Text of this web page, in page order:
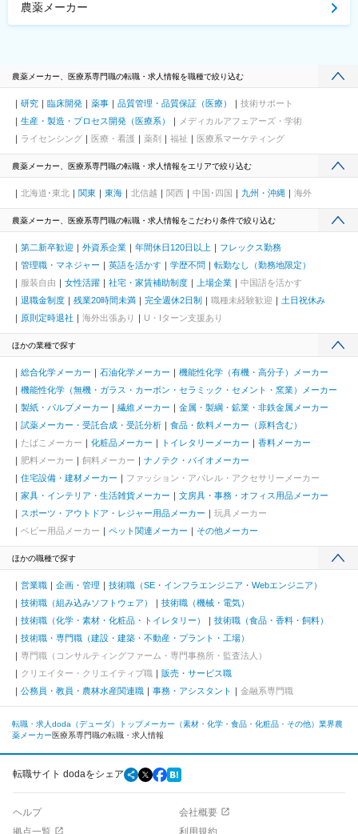
農薬メーカー
農薬メーカー、医療系専門職の転職・求人情報を職種で絞り込む
研究 臨床開発 薬事 品質管理・品質保証（医療）
技術サポート
生産・製造・プロセス開発（医療系）
メディカルアフェアーズ・学術
ライセンシング
医療・看護 薬剤 福祉 医療系マーケティング
農薬メーカー、医療系専門職の転職・求人情報をエリアで絞り込む
北海道･東北 関東 東海 北信越 関西 中国･四国 九州・沖縄 海外
農薬メーカー、医療系専門職の転職・求人情報をこだわり条件で絞り込む
第二新卒歓迎 外資系企業 年間休日120日以上
フレックス勤務
管理職・マネジャー
英語を活かす 学歴不問
転勤なし（勤務地限定）
服装自由
女性活躍 社宅・家賃補助制度 上場企業
中国語を活かす
退職金制度
残業20時間未満 完全週休2日制 職種未経験歓迎
土日祝休み
原則定時退社
海外出張あり U・Iターン支援あり
ほかの業種で探す
総合化学メーカー 石油化学メーカー
機能性化学（有機・高分子）メーカー
機能性化学（無機・ガラス・カーボン・セラミック・セメント・窯業）メーカー
製紙・パルプメーカー
繊維メーカー
金属・製綱・鉱業・非鉄金属メーカー
試薬メーカー・受託合成・受託分析
食品・飲料メーカー（原料含む）
たばこメーカー
化粧品メーカー トイレタリーメーカー
香料メーカー
肥料メーカー
飼料メーカー
ナノテク・バイオメーカー
住宅設備・建材メーカー
ファッション・アパレル・アクセサリーメーカー
家具・インテリア・生活雑貨メーカー
文房具・事務・オフィス用品メーカー
スポーツ・アウトドア・レジャー用品メーカー
玩具メーカー
ベビー用品メーカー
ペット関連メーカー その他メーカー
ほかの職種で探す
営業職 企画・管理
技術職（SE・インフラエンジニア・Webエンジニア）
技術職（組み込みソフトウェア）
技術職（機械・電気）
技術職（化学・素材・化粧品・トイレタリー）
技術職（食品・香料・飼料）
技術職・専門職（建設・建築・不動産・プラント・工場）
専門職（コンサルティングファーム・専門事務所・監査法人）
クリエイター・クリエイティブ職
販売・サービス職
公務員・教員・農林水産関連職
事務・アシスタント 金融系専門職
転職・求人doda（デューダ）トップメーカー（素材・化学・食品・化粧品・その他）業界農
薬メーカー医療系専門職の転職・求人情報
転職サイト dodaをシェア
ヘルプ
会社概要
拠点一覧
利用規約